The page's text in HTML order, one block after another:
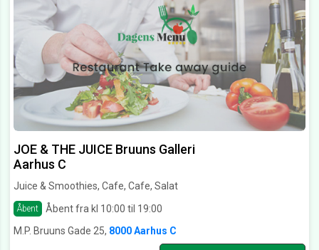
JOE & THE JUICE Bruuns Galleri
Aarhus C
Juice & Smoothies, Cafe, Cafe, Salat
Åbent
Åbent fra kl 10:00 til 19:00
M.P. Bruuns Gade 25, 8000 Aarhus C